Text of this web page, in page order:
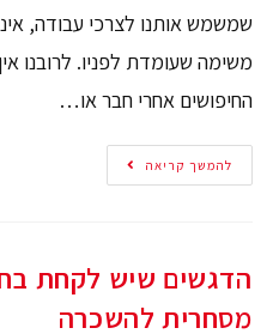
שמשמש אותנו לצרכי עבודה,
משימה שעומדת לפניו. לרובנו
החיפושים אחרי חבר או…
להמשך קריאה
הדגשים שיש לקחת
מסחרית להשכרה